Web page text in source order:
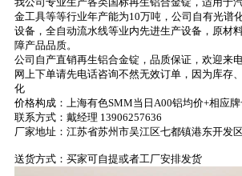
金工具等等行业年产能为10万吨，公司自有光谱
设备，全自动流水线等业内先进生产设备，原材
障产品品质。
公司自产直销再生铝合金锭，品质保证，欢迎来电
网上下单请先电话咨询不然无效订单，因为库存
化
价格构成：上海有色SMM当日A00铝均价+相应
联系方式：戴经理 13906257636
厂家地址：江苏省苏州市吴江区七都镇港东开发
送货方式：买家可自提或者工厂安排发货